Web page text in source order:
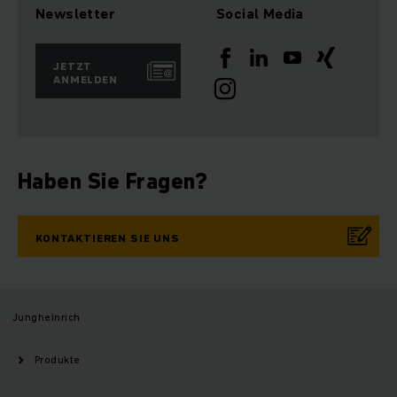
Newsletter
JETZT
ANMELDEN
Social Media
Haben Sie Fragen?
KONTAKTIEREN SIE UNS
Jungheinrich
Produkte